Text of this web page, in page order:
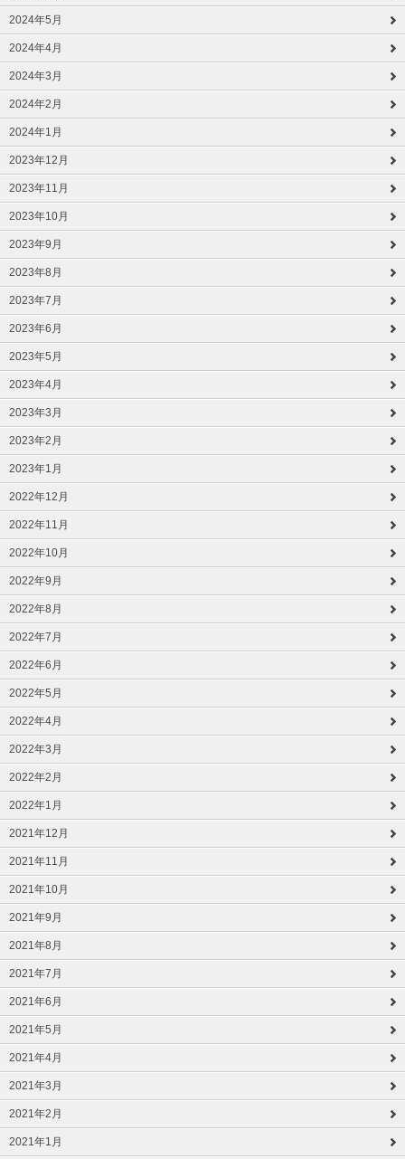
2024年5月
2024年4月
2024年3月
2024年2月
2024年1月
2023年12月
2023年11月
2023年10月
2023年9月
2023年8月
2023年7月
2023年6月
2023年5月
2023年4月
2023年3月
2023年2月
2023年1月
2022年12月
2022年11月
2022年10月
2022年9月
2022年8月
2022年7月
2022年6月
2022年5月
2022年4月
2022年3月
2022年2月
2022年1月
2021年12月
2021年11月
2021年10月
2021年9月
2021年8月
2021年7月
2021年6月
2021年5月
2021年4月
2021年3月
2021年2月
2021年1月